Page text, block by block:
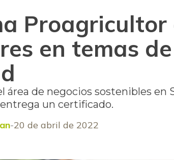
Proagricultor
en temas de
área de negocios sostenibles en
un certificado.
20 de abril de 2022